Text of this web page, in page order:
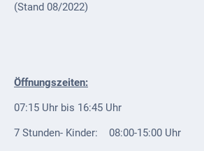
Musikschule
Wein &
Genuss
Fest um
(Stand 08/2022)
Öffnungszeiten:
07:15 Uhr bis 16:45 Uhr
7 Stunden- Kinder: 08:00-15:00 Uhr